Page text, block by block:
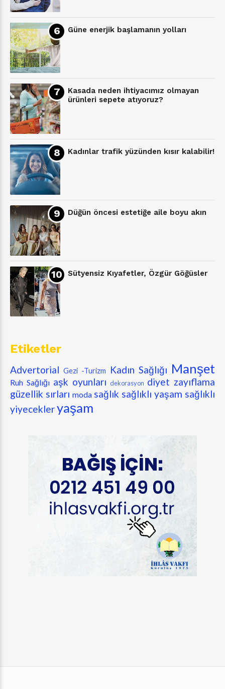
Güne enerjik başlamanın yolları
Kasada neden ihtiyacımız olmayan
ürünleri sepete atıyoruz?
Kadınlar trafik yüzünden kısır kalabilir!
Düğün öncesi estetiğe aile boyu akın
Sütyensiz Kıyafetler, Özgür Göğüsler
Etiketler
Advertorial Gezi -Turizm Kadın Sağlığı Manşet
Ruh Sağlığı aşk oyunları dekorasyon diyet zayıflama
güzellik sırları moda sağlık sağlıklı yaşam sağlıklı
yiyecekleryaşam